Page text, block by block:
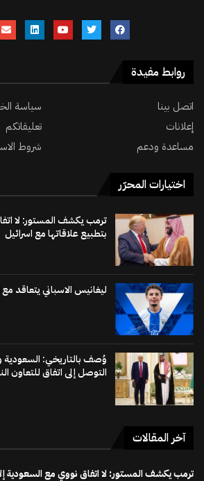
روابط مفيدة
اتصل بينا
سياسة
إعلانات
تعليقاتكم
مساعدة ودعم
شروط
اختيارات المحرّر
ترمب يكشف المستور: لا
بتطبيع علاقاتها مع اسرائيل
ليغانيس الاسباني يتعاقد
وُصف بالتاريخي: السعودية
التوصل إلى اتفاق للتعاون
آخر المقالات
ترمب يكشف المستور: لا اتفاق نووي مع السعودية